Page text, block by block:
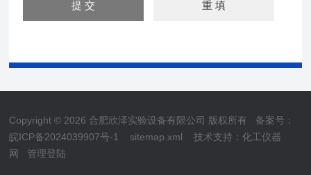
Copyright © 2026 合肥欣泽实验设备有限公司 版权所有 备案号：
皖ICP备2024039907号-1
sitemap.xml 技术支持：化工仪器
网
管理登陆